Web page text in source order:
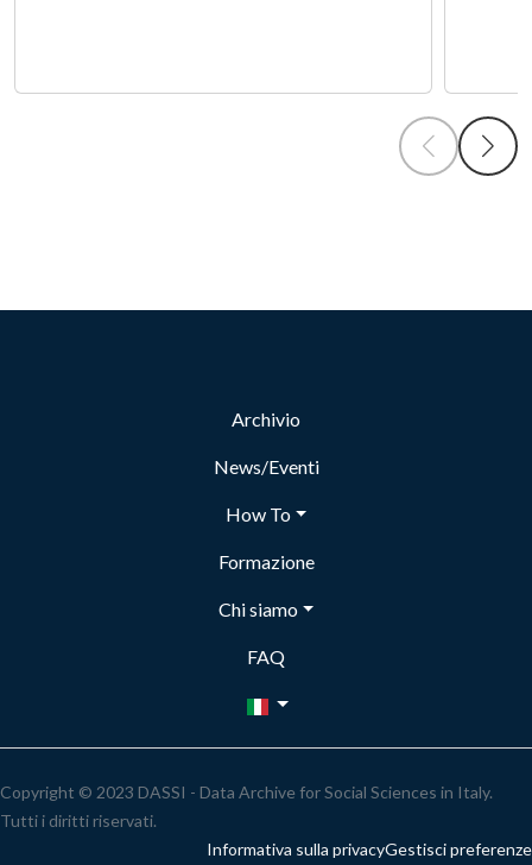
Archivio
News/Eventi
How To
Formazione
Chi siamo
FAQ
Copyright © 2023 DASSI - Data Archive for Social Sciences in Italy.
Tutti i diritti riservati.
Informativa sulla privacyGestisci preferenze